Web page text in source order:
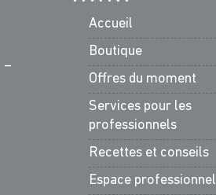
Accueil
Boutique
Offres du moment
Services pour les
professionnels
Recettes et conseils
Espace professionnel